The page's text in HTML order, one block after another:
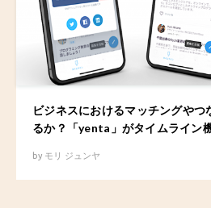
ビジネスにおけるマッチングやつ
るか？「yenta」がタイムライン
by モリ ジュンヤ